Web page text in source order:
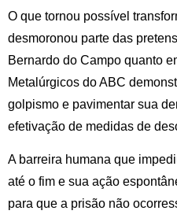
O que tornou possível
desmoronou parte das
Bernardo do Campo quanto
Metalúrgicos do ABC
golpismo e pavimentar sua
efetivação de medidas de
A barreira humana que
até o fim e sua ação
para que a prisão não